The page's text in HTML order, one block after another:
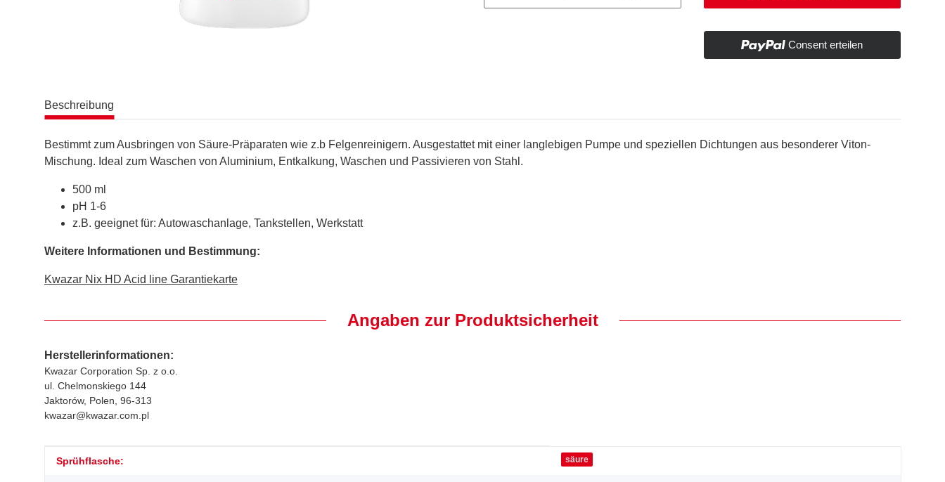
Consent erteilen
Beschreibung
Bestimmt zum Ausbringen von Säure-Präparaten wie z.b Felgenreinigern. Ausgestattet mit einer langlebigen Pumpe und speziellen Dichtungen aus besonderer Viton-
Mischung. Ideal zum Waschen von Aluminium, Entkalkung, Waschen und Passivieren von Stahl.
500 ml
pH 1-6
z.B. geeignet für: Autowaschanlage, Tankstellen, Werkstatt
Weitere Informationen und Bestimmung:
Kwazar Nix HD Acid line Garantiekarte
Angaben zur Produktsicherheit
Herstellerinformationen:
Kwazar Corporation Sp. z o.o.
ul. Chelmonskiego 144
Jaktorów, Polen, 96-313
kwazar@kwazar.com.pl
Produkteigenschaft
Wert
Sprühflasche: säure